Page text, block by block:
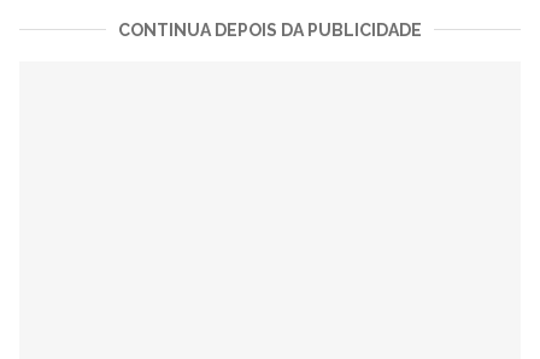
CONTINUA DEPOIS DA PUBLICIDADE